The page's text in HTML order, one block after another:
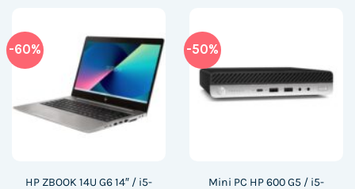
-60%
HP ZBOOK 14U G6 14″ / i5-
-50%
Mini PC HP 600 G5 / i5-